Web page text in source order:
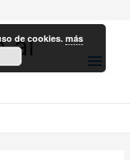
al
de cookies.más